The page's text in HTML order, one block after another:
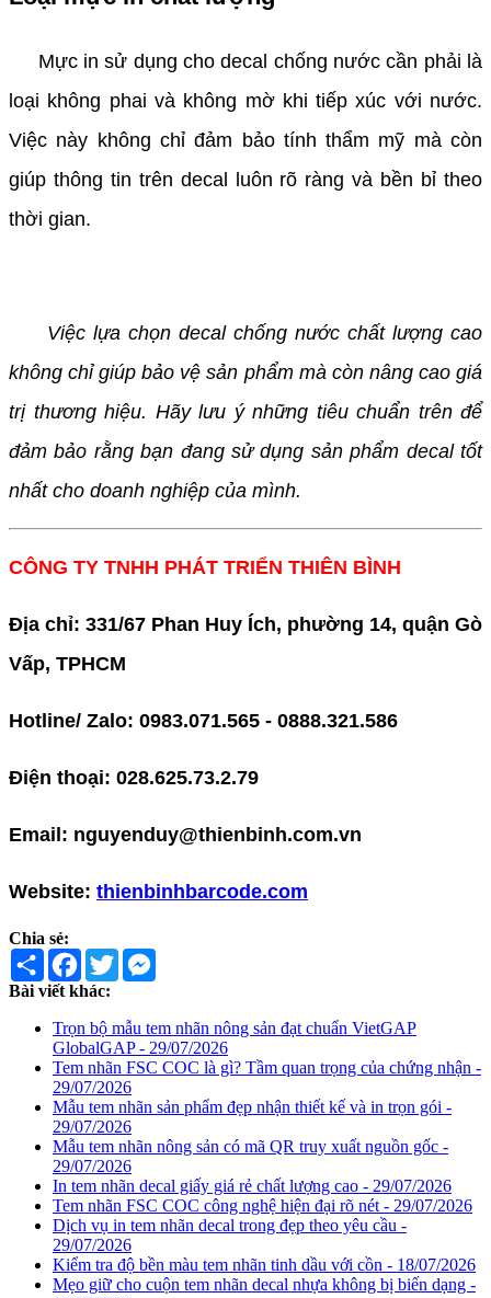
Mực in sử dụng cho decal chống nước cần phải là
loại không phai và không mờ khi tiếp xúc với nước.
Việc này không chỉ đảm bảo tính thẩm mỹ mà còn
giúp thông tin trên decal luôn rõ ràng và bền bỉ theo
thời gian.
Việc lựa chọn decal chống nước chất lượng cao
không chỉ giúp bảo vệ sản phẩm mà còn nâng cao giá
trị thương hiệu. Hãy lưu ý những tiêu chuẩn trên để
đảm bảo rằng bạn đang sử dụng sản phẩm decal tốt
nhất cho doanh nghiệp của mình.
CÔNG TY TNHH PHÁT TRIỂN THIÊN BÌNH
Địa chỉ: 331/67 Phan Huy Ích, phường 14, quận Gò
Vấp, TPHCM
Hotline/ Zalo: 0983.071.565 - 0888.321.586
Điện thoại: 028.625.73.2.79
Email: nguyenduy@thienbinh.com.vn
Website: thienbinhbarcode.com
Chia sẻ:
Share Facebook
Twitter
Bài viết khác:
Trọn bộ mẫu tem nhãn nông sản đạt chuẩn VietGAP
GlobalGAP - 29/07/2026
Tem nhãn FSC COC là gì? Tầm quan trọng của chứng nhận -
29/07/2026
Mẫu tem nhãn sản phẩm đẹp nhận thiết kế và in trọn gói -
29/07/2026
Mẫu tem nhãn nông sản có mã QR truy xuất nguồn gốc -
29/07/2026
In tem nhãn decal giấy giá rẻ chất lượng cao - 29/07/2026
Tem nhãn FSC COC công nghệ hiện đại rõ nét - 29/07/2026
Dịch vụ in tem nhãn decal trong đẹp theo yêu cầu -
29/07/2026
Kiểm tra độ bền màu tem nhãn tinh dầu với cồn - 18/07/2026
Mẹo giữ cho cuộn tem nhãn decal nhựa không bị biến dạng -